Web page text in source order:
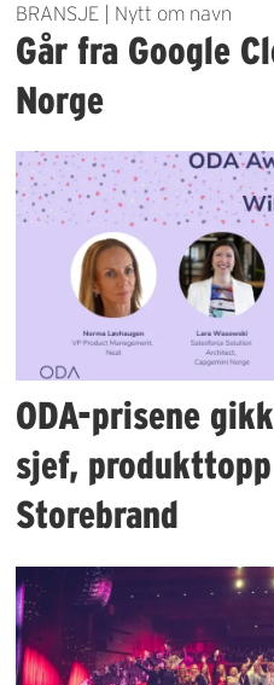
BRANSJE | Nytt om navn
Går fra Google
Norge
ODA-prisene
sjef,
Storebrand